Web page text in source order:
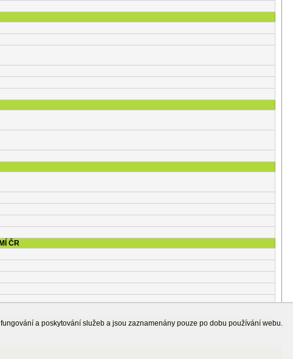
ČR
a poskytování služeb a jsou zaznamenány pouze po dobu používání webu.